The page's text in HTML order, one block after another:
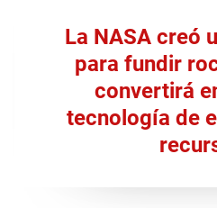
La NASA creó
para fundir
convertirá
tecnología de